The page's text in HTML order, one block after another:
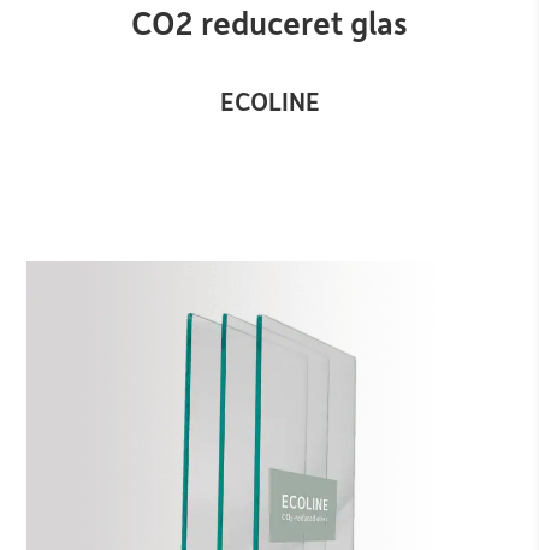
CO2 reduceret glas
ECOLINE